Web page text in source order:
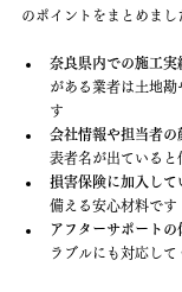
のポイントをまとめまし
奈良県内での施工実
がある業者は土地勘
す
会社情報や担当者の
表者名が出ていると
損害保険に加入して
備える安心材料です
アフターサポートの
ラブルにも対応し